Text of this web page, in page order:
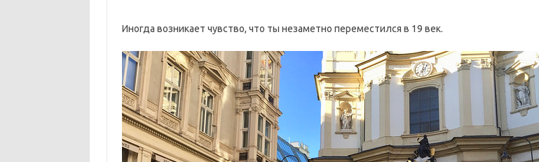
Иногда возникает чувство, что ты незаметно переместился в 19 век.